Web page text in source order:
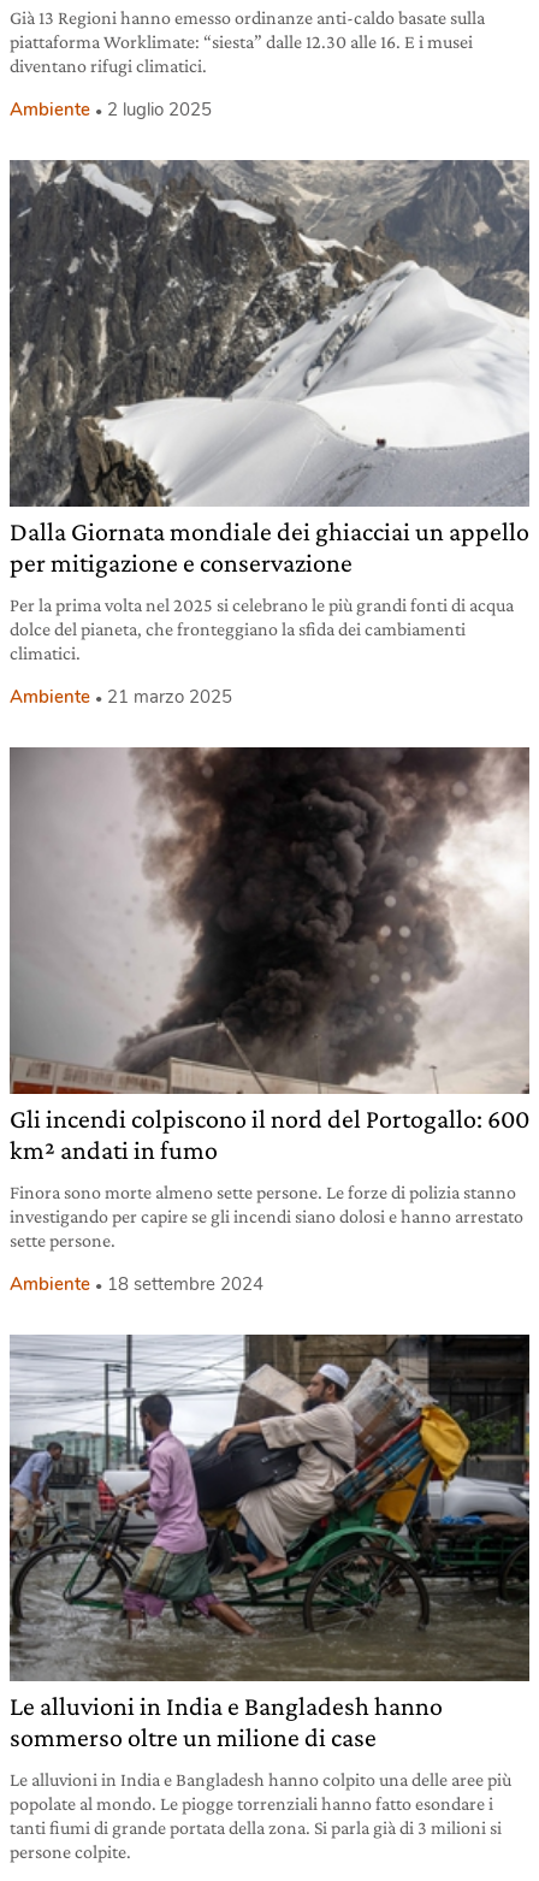
Già 13 Regioni hanno emesso ordinanze anti-caldo basate sulla
piattaforma Worklimate: “siesta” dalle 12.30 alle 16. E i musei
diventano rifugi climatici.
Ambiente 2 luglio 2025
Dalla Giornata mondiale dei ghiacciai un appello
per mitigazione e conservazione
Per la prima volta nel 2025 si celebrano le più grandi fonti di acqua
dolce del pianeta, che fronteggiano la sfida dei cambiamenti
climatici.
Ambiente 21 marzo 2025
Gli incendi colpiscono il nord del Portogallo: 600
km² andati in fumo
Finora sono morte almeno sette persone. Le forze di polizia stanno
investigando per capire se gli incendi siano dolosi e hanno arrestato
sette persone.
Ambiente 18 settembre 2024
Le alluvioni in India e Bangladesh hanno
sommerso oltre un milione di case
Le alluvioni in India e Bangladesh hanno colpito una delle aree più
popolate al mondo. Le piogge torrenziali hanno fatto esondare i
tanti fiumi di grande portata della zona. Si parla già di 3 milioni si
persone colpite.